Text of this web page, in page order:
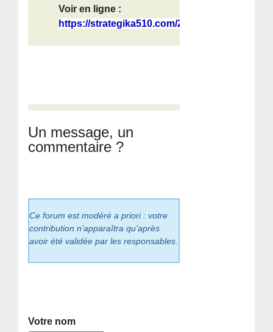
Voir en ligne :
https://strategika510.com/2026/06/0...
Un message, un
commentaire ?
Ce forum est modéré a priori : votre
contribution n’apparaîtra qu’après
avoir été validée par les responsables.
Votre nom